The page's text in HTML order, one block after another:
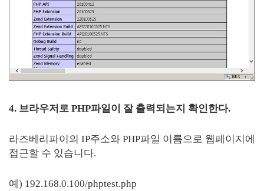
4. 브라우저로 PHP파일이 잘 출력되는지 확인한다.
라즈베리파이의 IP주소와 PHP파일 이름으로 웹페이지에
접근할 수 있습니다.
예) 192.168.0.100/phptest.php